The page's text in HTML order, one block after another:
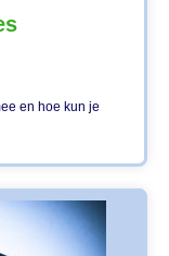
en hoe kun je